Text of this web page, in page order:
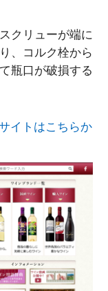
クリューが端に
、コルク栓から
瓶口が破損する
イトはこちらか